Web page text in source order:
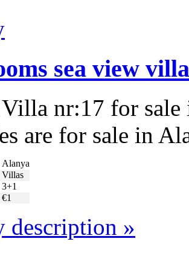
sea view
Villa nr:17 for
are for sale in
Alanya
Villas
3+1
€1
description »